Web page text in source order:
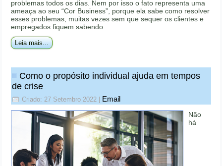
problemas todos os dias. Nem por isso o fato representa uma
ameaça ao seu “Cor Business”, porque ela sabe como resolver
esses problemas, muitas vezes sem que sequer os clientes e
empregados fiquem sabendo.
Leia mais...
Como o propósito individual ajuda em tempos
de crise
Criado: 27 Setembro 2022 Email
Não
há